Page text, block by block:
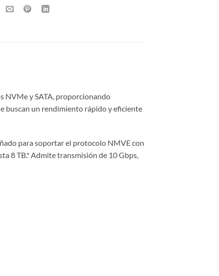
NVMe y SATA, proporcionando
buscan un rendimiento rápido y eficiente
para soportar el protocolo NMVE con
8 TB.* Admite transmisión de 10 Gbps,